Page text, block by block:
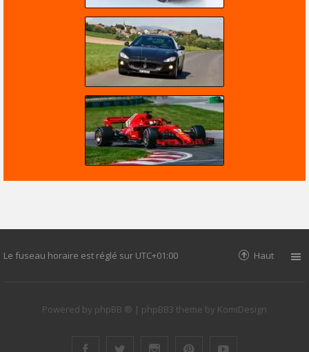
Le fuseau horaire est réglé sur UTC+01:00 Haut
Powered by phpBB ® | phpBB3 theme by KomiDesign